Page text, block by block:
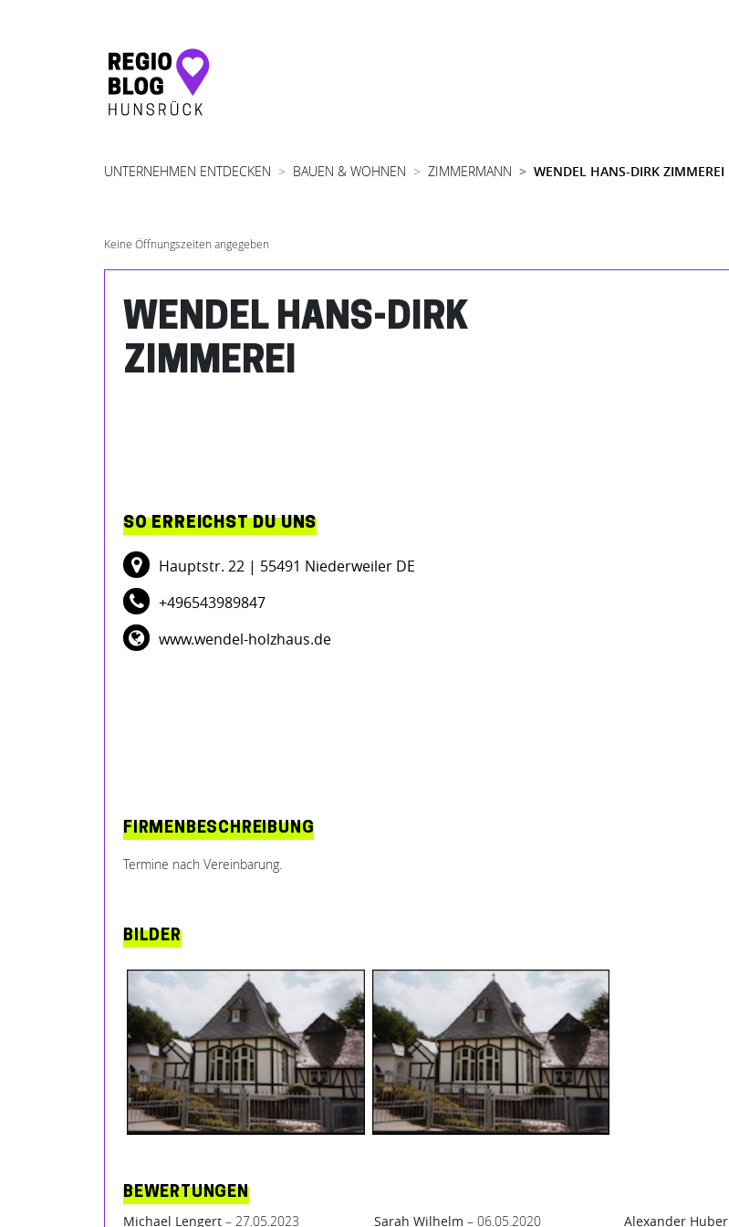
Hauptnavigation
UNTERNEHMEN ENTDECKEN BAUEN & WOHNEN ZIMMERMANN WENDEL HANS-DIRK ZIMMEREI
Keine Öffnungszeiten angegeben
WENDEL HANS-DIRK
ZIMMEREI
SO ERREICHST DU UNS
Hauptstr. 22 | 55491 Niederweiler DE
+496543989847
www.wendel-holzhaus.de
FIRMENBESCHREIBUNG
Termine nach Vereinbarung.
BILDER
BEWERTUNGEN
Michael Lengert – 27.05.2023
Sarah Wilhelm – 06.05.2020
Alexander Huber